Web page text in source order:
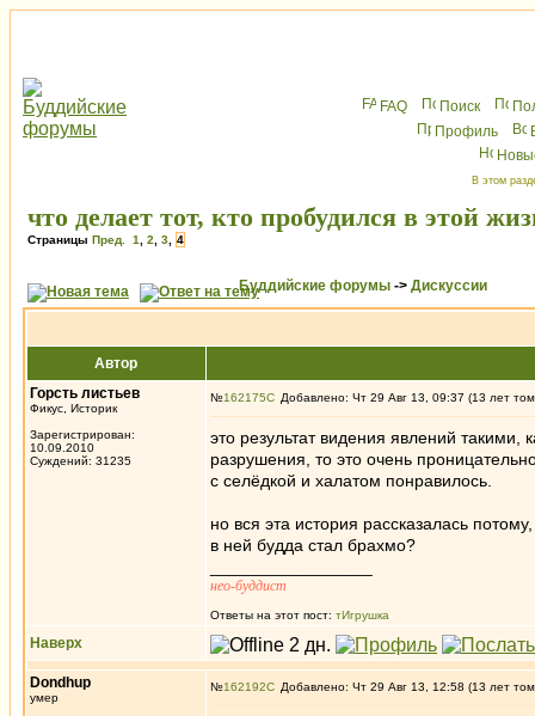
FAQ Поиск
Профиль
В этом
что делает тот, кто пробудился в этой
Страницы Пред. 1 2 3 4
Буддийские форумы -> Дискуссии
Автор
Горсть листьев
Фикус, Историк
Зарегистрирован:
10.09.2010
Суждений: 31235
№162175 Добавлено: Чт 29 Авг 13, 09:37 (13 лет
это результат видения явлений такими,
разрушения, то это очень
с селёдкой и халатом понравилось.
но вся эта история рассказалась
в ней будда стал брахмо?
нео-буддист
Ответы на этот пост: тИгрушка
Наверх
Dondhup
умер
№162192 Добавлено: Чт 29 Авг 13, 12:58 (13 лет